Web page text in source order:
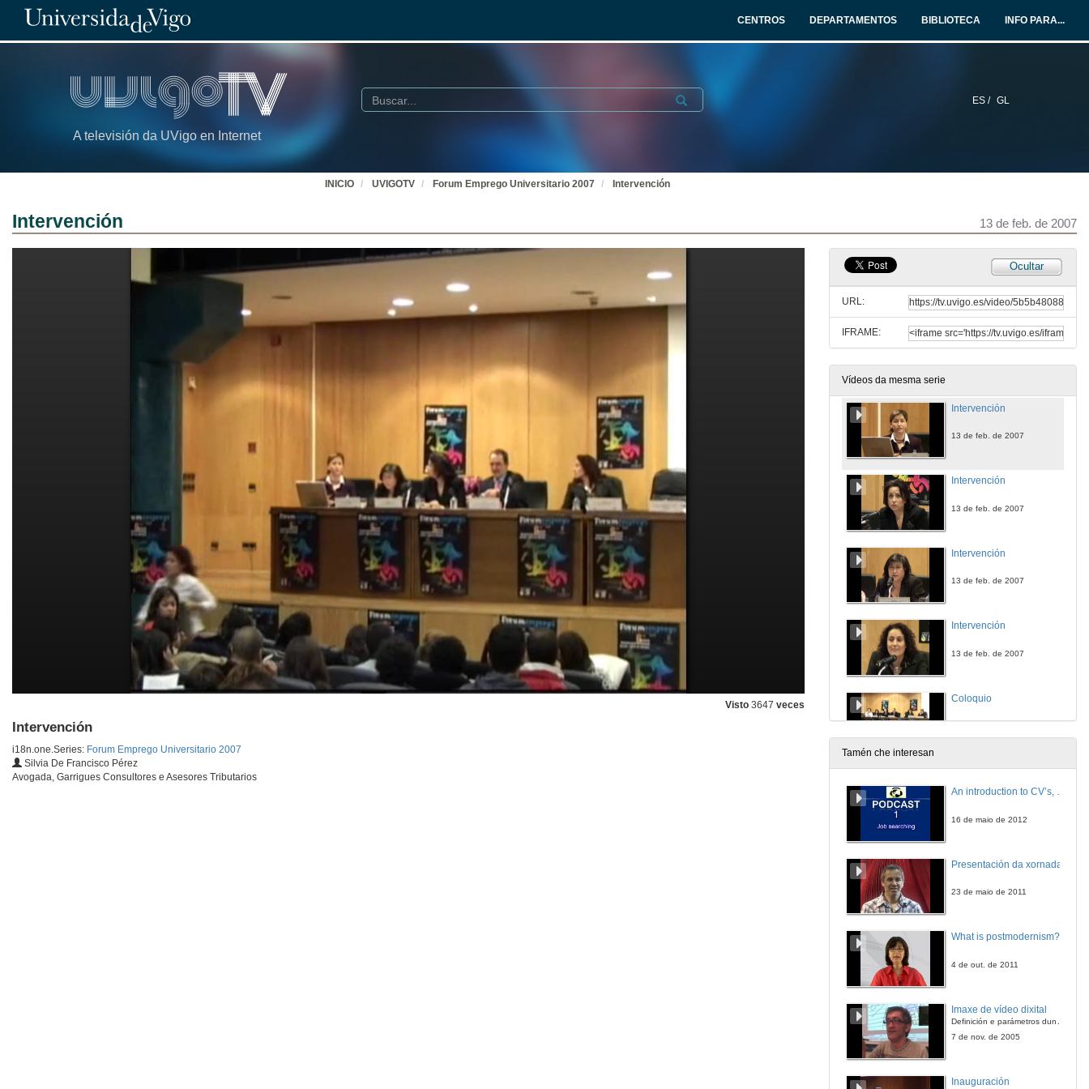
CENTROS DEPARTAMENTOS BIBLIOTECA INFO PARA...
A televisión da UVigo en Internet
ES / GL
Buscar Submit
INICIO UVIGOTV Forum Emprego Universitario 2007 Intervención
Intervención 13 de feb. de 2007
Visto 3647 veces
Intervención
i18n.one.Series: Forum Emprego Universitario 2007
Silvia De Francisco Pérez
Avogada, Garrigues Consultores e Asesores Tributarios
Ocultar
URL:
IFRAME:
Vídeos da mesma serie
O emprego nas administracións públicas
13 de feb. de 2007
Traballar no Terceiro Sector: O Terceiro Sector como actual nicho de emprego de universitarios/as. Expectativas e punto de vista de responsables deste sector
Traballar na Empresa Privada: ¿Que demandan as empresas das/os universitarias/os? Expectativas e punto de vista de os empregadores
13 de feb. de 2007
Intervención
13 de feb. de 2007
Intervención
13 de feb. de 2007
Intervención
13 de feb. de 2007
Intervención
13 de feb. de 2007
Coloquio
A selección de profesionais de perfil universitario: Guía práctica para reclutar e reter aos mellores profesionais nunha empresa
13 de feb. de 2007
Tamén che interesan
An introduction to CV’s, letters, and job searching
16 de maio de 2012
Presentación da xornada
23 de maio de 2011
What is postmodernism?
4 de out. de 2011
Imaxe de vídeo dixital
Definición e parámetros dunha imaxe dixital. Resolución e Aspecto. Profundidade da cor. Compresión. Frame por segundo. Entrelazado. Campos, cadros
7 de nov. de 2005
Inauguración